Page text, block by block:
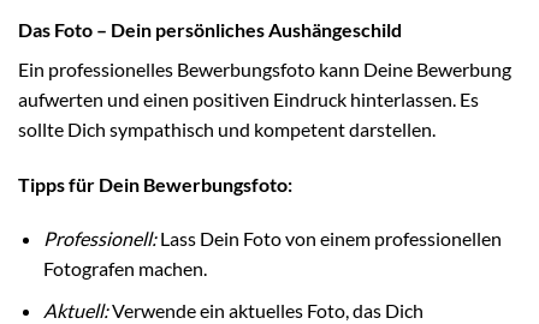
Das Foto – Dein persönliches Aushängeschild
Ein professionelles Bewerbungsfoto kann Deine Bewerbung
aufwerten und einen positiven Eindruck hinterlassen. Es
sollte Dich sympathisch und kompetent darstellen.
Tipps für Dein Bewerbungsfoto:
Professionell:Lass Dein Foto von einem professionellen
Fotografen machen.
Aktuell:Verwende ein aktuelles Foto, das Dich